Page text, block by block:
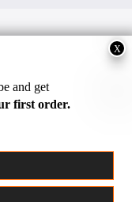
eller föräldrarnas